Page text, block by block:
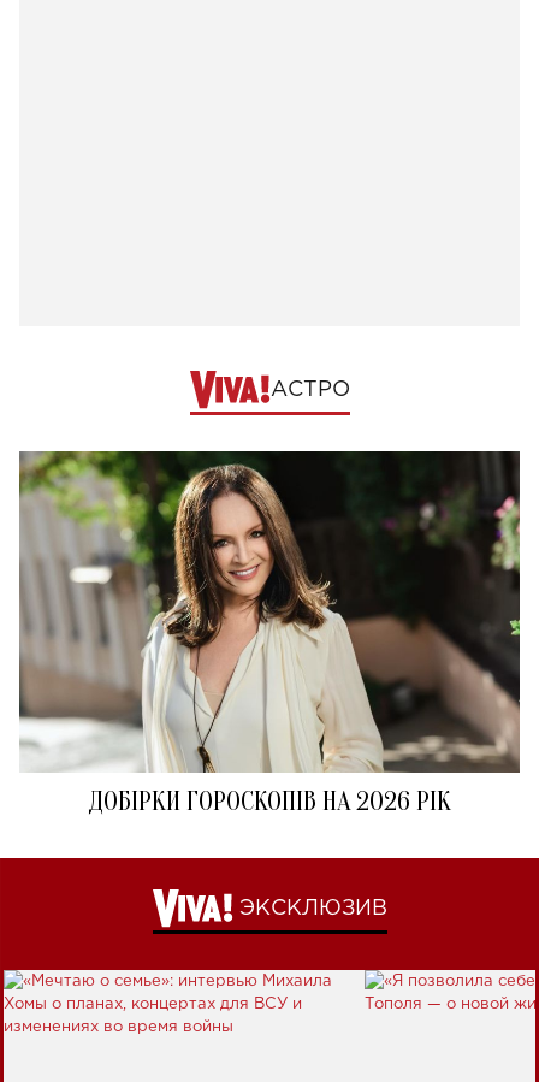
АСТРО
ДОБІРКИ ГОРОСКОПІВ НА 2026 РІК
ЭКСКЛЮЗИВ